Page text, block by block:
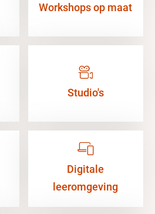
Workshops op maat
Studio's
Digitale
leeromgeving